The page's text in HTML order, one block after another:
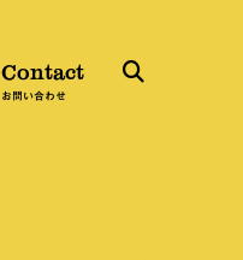
Contact
お問い合わせ